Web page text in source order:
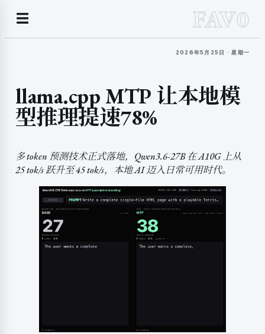
☰ FAV0
2026年5月25日 · 星期一
llama.cpp MTP 让本地模
型推理提速78%
多 token 预测技术正式落地，Qwen3.6-27B 在 A10G 上从
25 tok/s 跃升至 45 tok/s，本地 AI 迈入日常可用时代。